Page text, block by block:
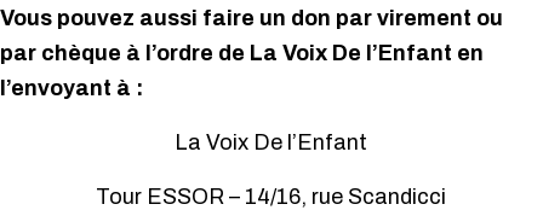
Vous pouvez aussi faire un don par virement ou
par chèque à l’ordre de La Voix De l’Enfant en
l’envoyant à :
La Voix De l’Enfant
Tour ESSOR – 14/16, rue Scandicci